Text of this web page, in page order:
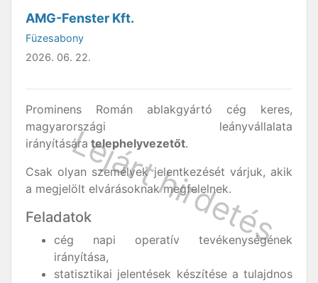
AMG-Fenster Kft.
Füzesabony
2026. 06. 22.
Prominens Román ablakgyártó cég keres,
magyarországi leányvállalata
irányítására telephelyvezetőt.
Csak olyan személyek jelentkezését várjuk, akik
a megjelölt elvárásoknak megfelelnek.
Feladatok
cég napi operatív tevékenységének
irányítása,
statisztikai jelentések készítése a tulajdnos